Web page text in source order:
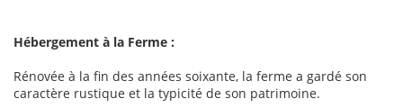
Hébergement à la Ferme :
Rénovée à la fin des années soixante, la ferme a gardé son
caractère rustique et la typicité de son patrimoine.